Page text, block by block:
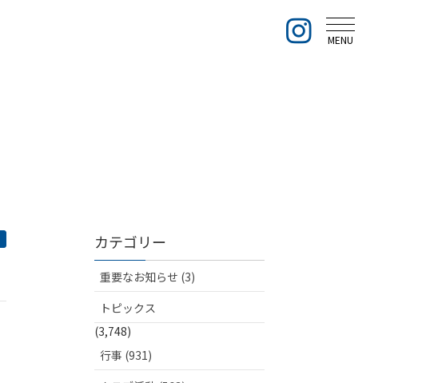
MENU
カテゴリー
重要なお知らせ (3)
トピックス
(3,748)
行事 (931)